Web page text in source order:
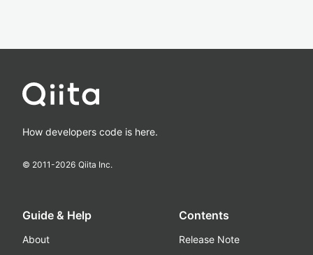
How developers code is here.
© 2011-2026 Qiita Inc.
Guide & Help
About
Contents
Release Note